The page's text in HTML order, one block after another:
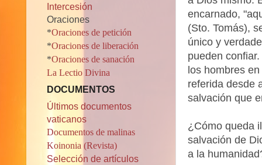
encarnado,
(Sto. Tomás),
único y
pueden
los hombres
referida desde
salvación que
¿Cómo queda
salvación de
a la
Intercesión
Oraciones
*Oraciones de petición
*Oraciones de liberación
*Oraciones de sanación
La Lectio Divina
DOCUMENTOS
Últimos documentos
vaticanos
Documentos de malinas
Koinonia (Revista)
Selección de artículos